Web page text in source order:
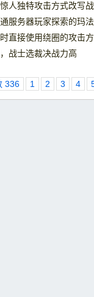
人独特攻击方式改写
服务器玩家探索的玛
直接使用绕圈的攻击
战士选裁决战力高
336 1 2 3 4